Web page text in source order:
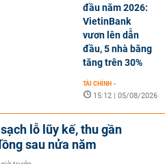
đầu năm 2026:
VietinBank
vươn lên dẫn
đầu, 5 nhà băng
tăng trên 30%
TÀI CHÍNH -
15:12 | 05/08/2026
lỗ lũy kế, thu gần
sau nửa năm